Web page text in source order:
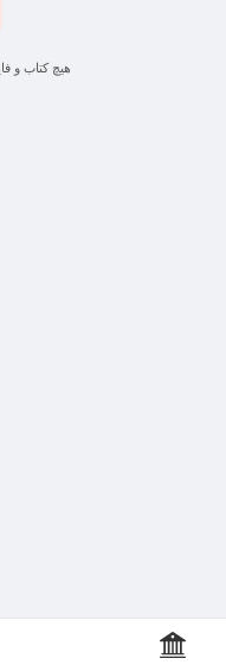
هیچ کتاب و